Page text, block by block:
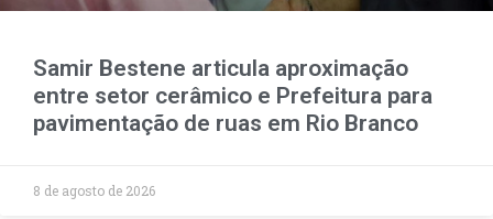
Samir Bestene articula aproximação
entre setor cerâmico e Prefeitura para
pavimentação de ruas em Rio Branco
8 de agosto de 2026